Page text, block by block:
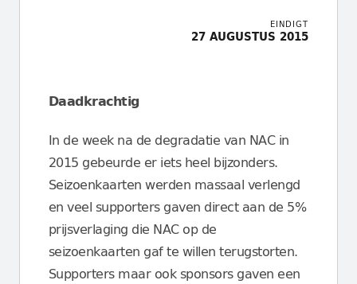
EINDIGT
27 AUGUSTUS 2015
Daadkrachtig
In de week na de degradatie van NAC in
2015 gebeurde er iets heel bijzonders.
Seizoenkaarten werden massaal verlengd
en veel supporters gaven direct aan de 5%
prijsverlaging die NAC op de
seizoenkaarten gaf te willen terugstorten.
Supporters maar ook sponsors gaven een